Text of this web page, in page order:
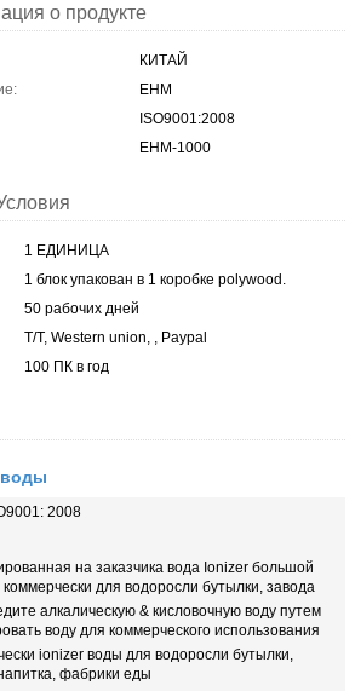
о продукте
КИТАЙ
EHM
ISO9001:2008
EHM-1000
1 ЕДИНИЦА
1 блок упакован в 1 коробке polywood.
50 рабочих дней
T/T, Western union, , Paypal
100 ПК в год
2008
на заказчика вода Ionizer большой
коммерчески для водоросли бутылки, завода
алкалическую & кисловочную воду путем
воду для коммерческого использования
ionizer воды для водоросли бутылки,
фабрики еды